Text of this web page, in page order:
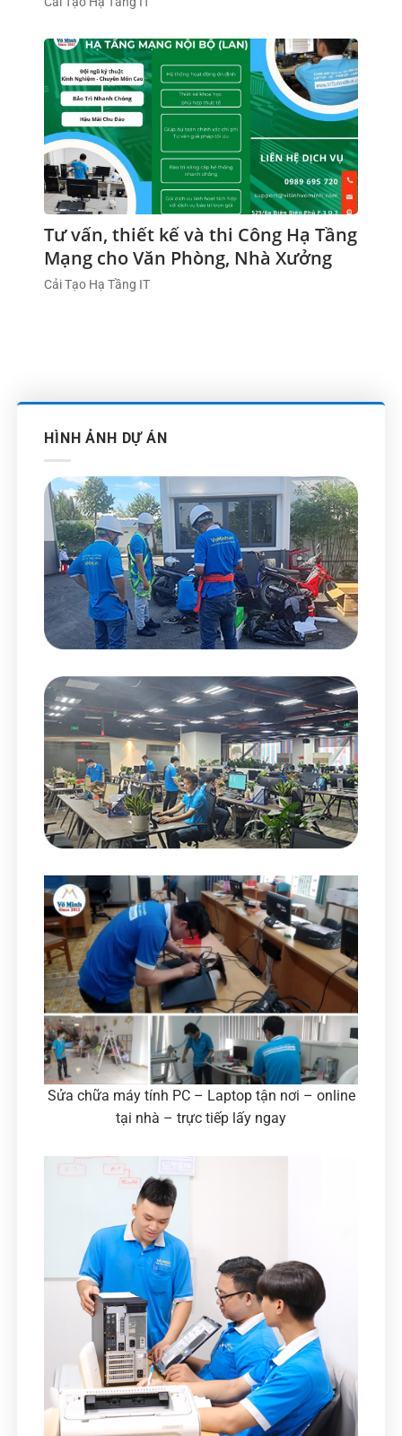
Tư vấn, thiết kế và thi Công Hạ Tầng
Mạng cho Văn Phòng, Nhà Xưởng
Cải Tạo Hạ Tầng IT
HÌNH ẢNH DỰ ÁN
Sửa chữa máy tính PC – Laptop tận nơi – online
tại nhà – trực tiếp lấy ngay